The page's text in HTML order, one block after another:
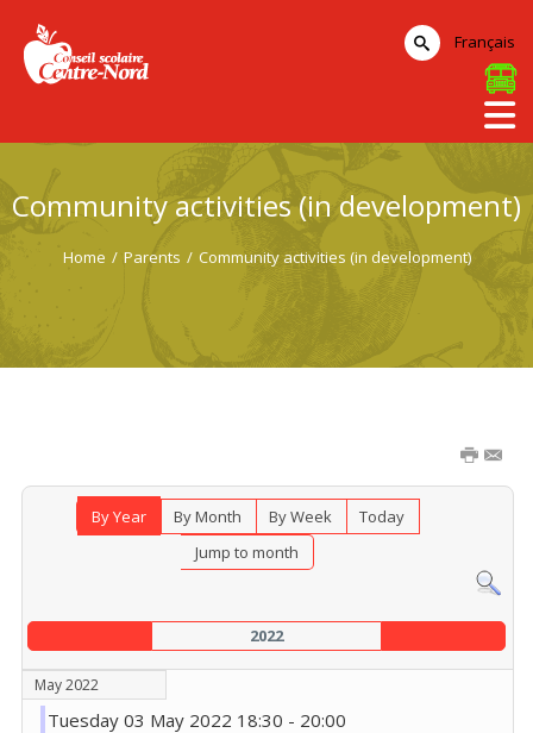
Community activities (in development)
Home / Parents / Community activities (in development)
By Year By Month By Week
Today
Jump to month
2022
May 2022
Tuesday 03 May 2022 18:30 - 20:00
Français